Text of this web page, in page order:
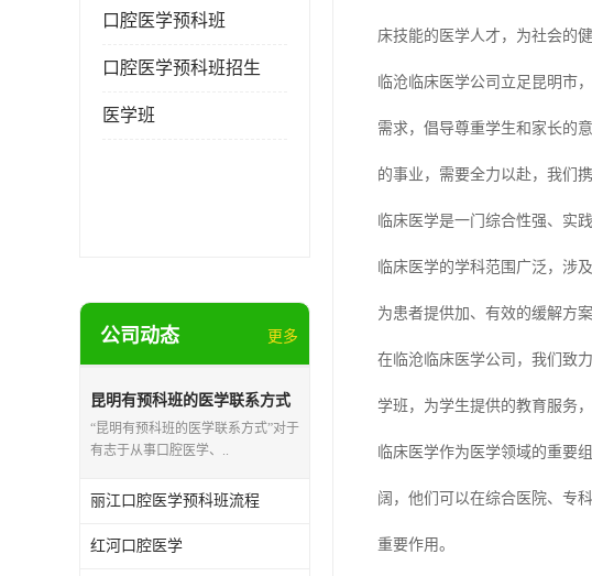
口腔医学预科班
口腔医学预科班招生
医学班
公司动态 更多
昆明有预科班的医学联系方式
“昆明有预科班的医学联系方式”对于
有志于从事口腔医学、..
丽江口腔医学预科班流程
红河口腔医学
床技能的医学人才，为社会的
临沧临床医学公司立足昆明市
需求，倡导尊重学生和家长的
的事业，需要全力以赴，我们
临床医学是一门综合性强、实
临床医学的学科范围广泛，涉
为患者提供加、有效的缓解方案
在临沧临床医学公司，我们致
学班，为学生提供的教育服务
临床医学作为医学领域的重要
阔，他们可以在综合医院、专
重要作用。